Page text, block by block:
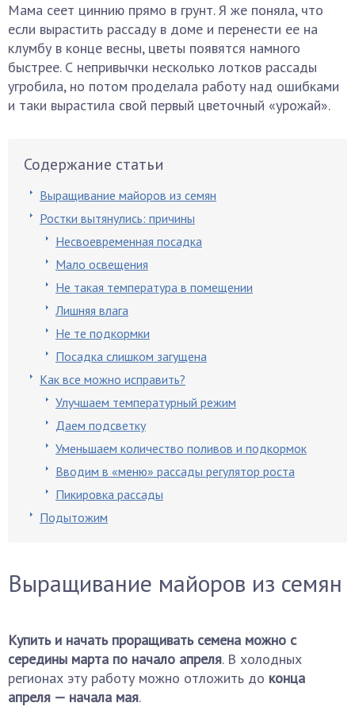
Мама сеет циннию прямо в грунт. Я же поняла, что
если вырастить рассаду в доме и перенести ее на
клумбу в конце весны, цветы появятся намного
быстрее. С непривычки несколько лотков рассады
угробила, но потом проделала работу над ошибками
и таки вырастила свой первый цветочный «урожай».
Содержание статьи
Выращивание майоров из семян
Ростки вытянулись: причины
Несвоевременная посадка
Мало освещения
Не такая температура в помещении
Лишняя влага
Не те подкормки
Посадка слишком загущена
Как все можно исправить?
Улучшаем температурный режим
Даем подсветку
Уменьшаем количество поливов и подкормок
Вводим в «меню» рассады регулятор роста
Пикировка рассады
Подытожим
Выращивание майоров из семян
Купить и начать проращивать семена можно с
середины марта по начало апреля. В холодных
регионах эту работу можно отложить до конца
апреля — начала мая.